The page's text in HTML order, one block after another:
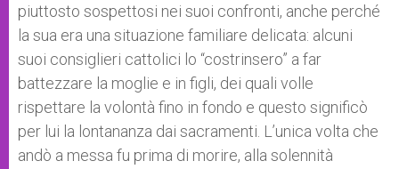
piuttosto sospettosi nei suoi confronti, anche perché
la sua era una situazione familiare delicata: alcuni
suoi consiglieri cattolici lo “costrinsero” a far
battezzare la moglie e in figli, dei quali volle
rispettare la volontà fino in fondo e questo significò
per lui la lontananza dai sacramenti. L’unica volta che
andò a messa fu prima di morire, alla solennità